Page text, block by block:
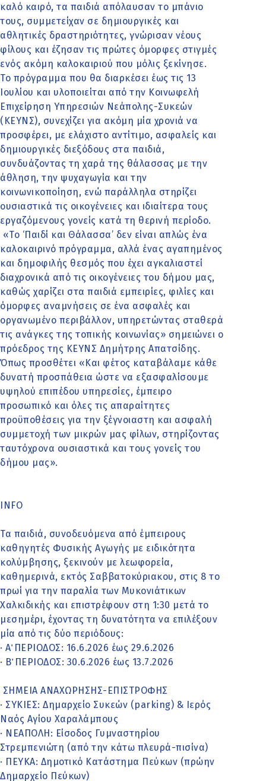
καλό καιρό, τα παιδιά απόλαυσαν το μπάνιο
τους, συμμετείχαν σε δημιουργικές και
αθλητικές δραστηριότητες, γνώρισαν νέους
φίλους και έζησαν τις πρώτες όμορφες στιγμές
ενός ακόμη καλοκαιριού που μόλις ξεκίνησε.
Το πρόγραμμα που θα διαρκέσει έως τις 13
Ιουλίου και υλοποιείται από την Κοινωφελή
Επιχείρηση Υπηρεσιών Νεάπολης-Συκεών
(ΚΕΥΝΣ), συνεχίζει για ακόμη μία χρονιά να
προσφέρει, με ελάχιστο αντίτιμο, ασφαλείς και
δημιουργικές διεξόδους στα παιδιά,
συνδυάζοντας τη χαρά της θάλασσας με την
άθληση, την ψυχαγωγία και την
κοινωνικοποίηση, ενώ παράλληλα στηρίζει
ουσιαστικά τις οικογένειες και ιδιαίτερα τους
εργαζόμενους γονείς κατά τη θερινή περίοδο.
«Το ‘Παιδί και Θάλασσα’ δεν είναι απλώς ένα
καλοκαιρινό πρόγραμμα, αλλά ένας αγαπημένος
και δημοφιλής θεσμός που έχει αγκαλιαστεί
διαχρονικά από τις οικογένειες του δήμου μας,
καθώς χαρίζει στα παιδιά εμπειρίες, φιλίες και
όμορφες αναμνήσεις σε ένα ασφαλές και
οργανωμένο περιβάλλον, υπηρετώντας σταθερά
τις ανάγκες της τοπικής κοινωνίας» σημειώνει ο
πρόεδρος της ΚΕΥΝΣ Δημήτρης Απατσίδης.
Όπως προσθέτει «Και φέτος καταβάλαμε κάθε
δυνατή προσπάθεια ώστε να εξασφαλίσουμε
υψηλού επιπέδου υπηρεσίες, έμπειρο
προσωπικό και όλες τις απαραίτητες
προϋποθέσεις για την ξέγνοιαστη και ασφαλή
συμμετοχή των μικρών μας φίλων, στηρίζοντας
ταυτόχρονα ουσιαστικά και τους γονείς του
δήμου μας».
INFO
Τα παιδιά, συνοδευόμενα από έμπειρους
καθηγητές Φυσικής Αγωγής με ειδικότητα
κολύμβησης, ξεκινούν με λεωφορεία,
καθημερινά, εκτός Σαββατοκύριακου, στις 8 το
πρωί για την παραλία των Μυκονιάτικων
Χαλκιδικής και επιστρέφουν στη 1:30 μετά το
μεσημέρι, έχοντας τη δυνατότητα να επιλέξουν
μία από τις δύο περιόδους:
· Α΄ ΠΕΡΙΟΔΟΣ: 16.6.2026 έως 29.6.2026
· Β΄ ΠΕΡΙΟΔΟΣ: 30.6.2026 έως 13.7.2026
ΣΗΜΕΙΑ ΑΝΑΧΩΡΗΣΗΣ-ΕΠΙΣΤΡΟΦΗΣ
· ΣΥΚΙΕΣ: Δημαρχείο Συκεών (parking) & Ιερός
Ναός Αγίου Χαραλάμπους
· ΝΕΑΠΟΛΗ: Είσοδος Γυμναστηρίου
Στρεμπενιώτη (από την κάτω πλευρά-πισίνα)
· ΠΕΥΚΑ: Δημοτικό Κατάστημα Πεύκων (πρώην
Δημαρχείο Πεύκων)